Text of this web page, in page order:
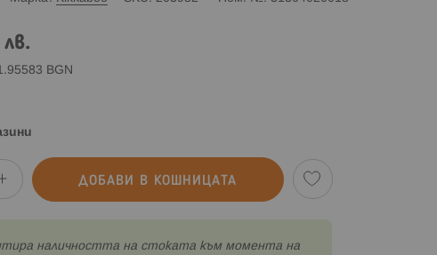
BGN
ДОБАВИ В КОШНИЦАТА
наличността на стоката към момента на